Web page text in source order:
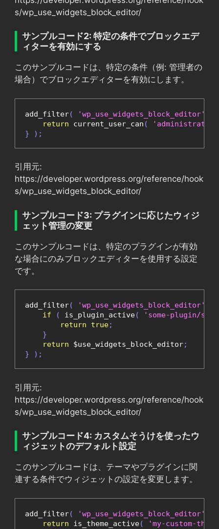
s/wp_use_widgets_block_editor/
サンプルコード2: 特定の条件でブロックエデ
ィターを有効にする
このサンプルコードは、特定の条件（例: 管理者の
場合）でブロックエディターを有効にします。
add_filter( 'wp_use_widgets_block_editor'
return current_user_can (
'administrator'
}
);
引用元:
https://developer.wordpress.org/reference/hook
s/wp_use_widgets_block_editor/
サンプルコード3: プラグインに応じたウィジ
ェット管理の変更
このサンプルコードは、特定のプラグインが有効
な場合にのみブロックエディターを使用する設定
です。
add_filter( 'wp_use_widgets_block_editor'
if
( is_plugin_active(
'some-plugin/
return
true;
}
return $use_widgets_block_editor;
}
);
引用元:
https://developer.wordpress.org/reference/hook
s/wp_use_widgets_block_editor/
サンプルコード4: カスタムそうけを使ったウ
ィジェットのデフォルト設定
このサンプルコードは、テーマやプラグインに関
連する条件でウィジェットの設定を変更します。
add_filter( 'wp_use_widgets_block_editor'
return is_theme_active(
'my-custom-